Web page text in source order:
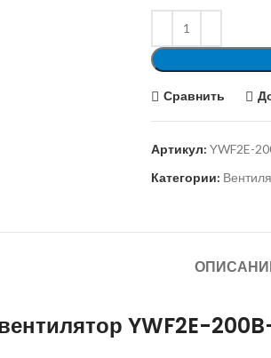
Сравнить
Артикул:YWF2E-
Категории:
YWF2E-